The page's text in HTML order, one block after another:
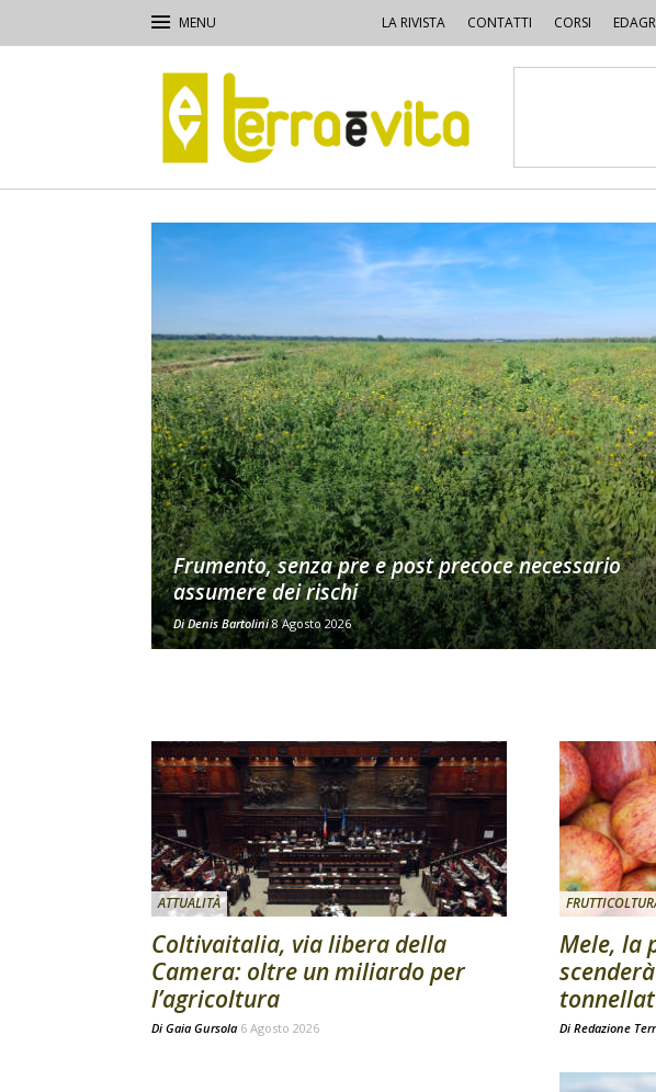
LA RIVISTA CONTATTI CORSI
e
Vita
Frumento, senza pre e post precoce necessario
assumere dei rischi
DiDenis Bartolini 8 Agosto 2026
ATTUALITÀ
Coltivaitalia, via libera della
Camera: oltre un miliardo per
l’agricoltura
Di Gaia Gursola 6 Agosto 2026
Mele, la
Di Redazione